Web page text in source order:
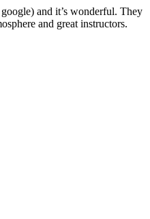
and it’s wonderful. They
and great instructors.